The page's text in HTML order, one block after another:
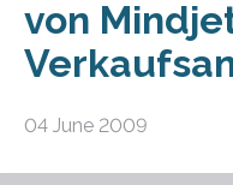
von
04 June 2009